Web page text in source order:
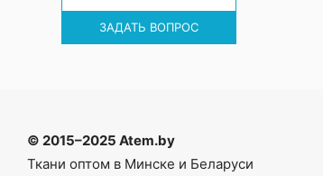
ЗАДАТЬ ВОПРОС
© 2015–2025 Atem.by
Ткани оптом в Минске и Беларуси